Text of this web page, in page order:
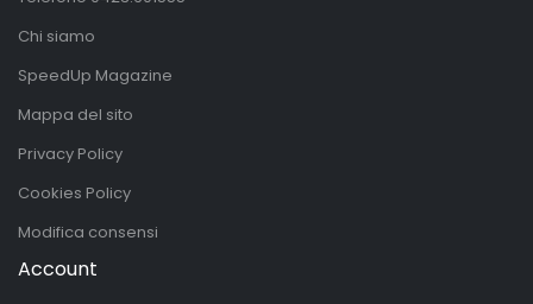
Chi siamo
SpeedUp Magazine
Mappa del sito
Privacy Policy
Cookies Policy
Modifica consensi
Account